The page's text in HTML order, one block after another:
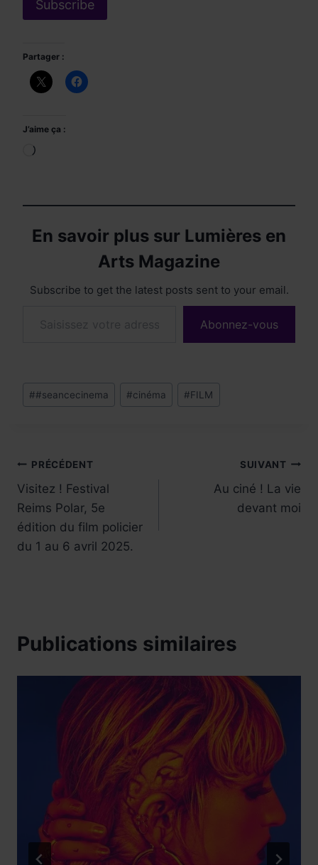
Partager :
J’aime ça :
Chargement…
En savoir plus sur Lumières en
Arts Magazine
Subscribe to get the latest posts sent to your email.
Abonnez-vous
Étiquettes
de
##seancecinema #cinéma #FILM
Navigation
de
l’article
PRÉCÉDENT
Visitez ! Festival
Reims Polar, 5e
édition du film policier
du 1 au 6 avril 2025.
SUIVANT
Au ciné ! La vie
devant moi
Publications similaires